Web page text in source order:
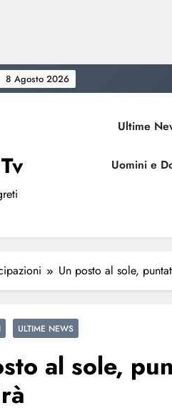
8 Agosto 2026
Ultime
Uomini e
Un posto al sole,
ULTIME NEWS
al sole,